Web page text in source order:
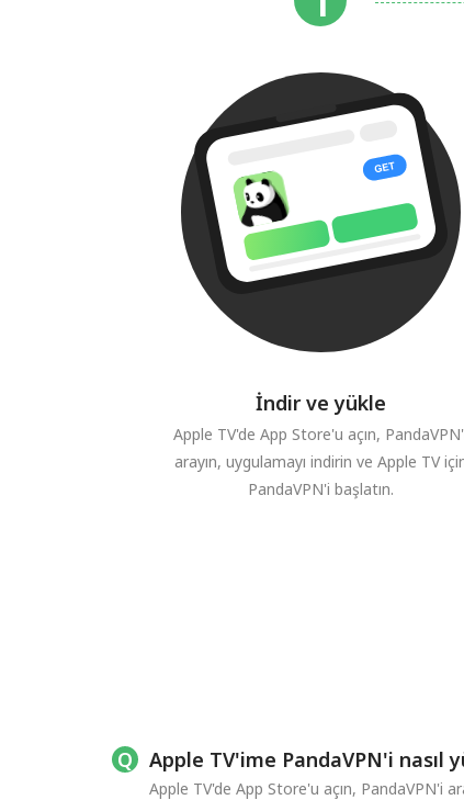
İndir ve yükle
Apple TV'de App Store'u açın,
arayın, uygulamayı indirin ve Apple TV
PandaVPN'i başlatın.
Apple TV'ime PandaVPN'i nasıl
Apple TV'de App Store'u açın, PandaVPN'i